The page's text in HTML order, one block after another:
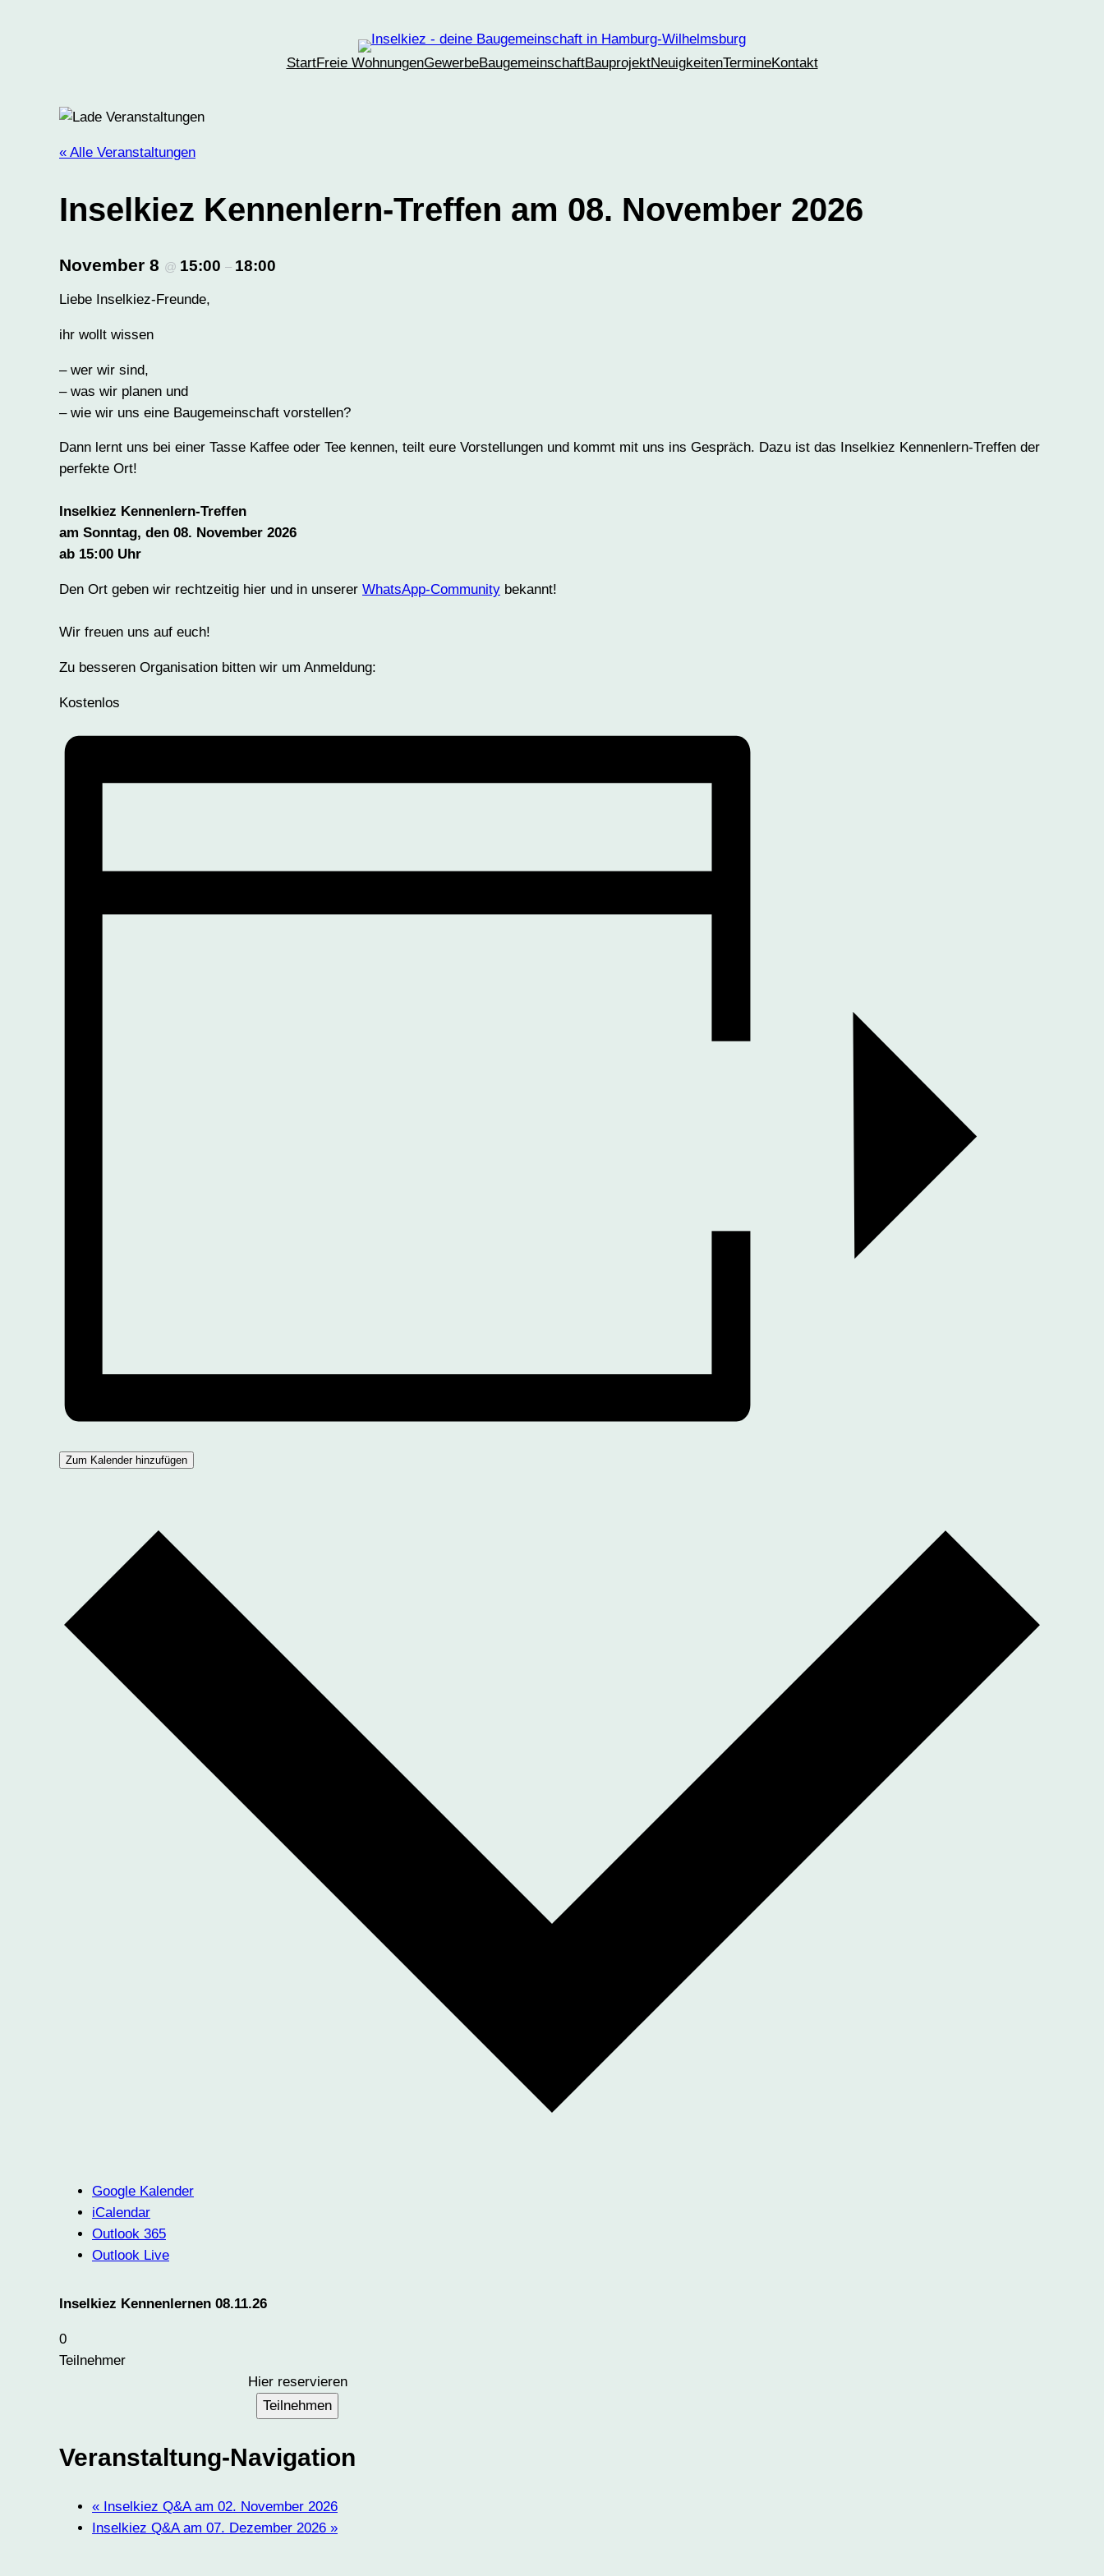
StartFreie WohnungenGewerbeBaugemeinschaftBauprojektNeuigkeitenTermineKontakt
« Alle Veranstaltungen
Inselkiez Kennenlern-Treffen am 08. November 2026
November 8 @ 15:00 – 18:00
Liebe Inselkiez-Freunde,
ihr wollt wissen
– wer wir sind,
– was wir planen und
– wie wir uns eine Baugemeinschaft vorstellen?
Dann lernt uns bei einer Tasse Kaffee oder Tee kennen, teilt eure Vorstellungen und kommt mit uns ins Gespräch. Dazu ist das Inselkiez Kennenlern-Treffen der
perfekte Ort!
Inselkiez Kennenlern-Treffen
am Sonntag, den 08. November 2026
ab 15:00 Uhr
Den Ort geben wir rechtzeitig hier und in unserer WhatsApp-Community bekannt!
Wir freuen uns auf euch!
Zu besseren Organisation bitten wir um Anmeldung:
Kostenlos
Zum Kalender hinzufügen
Google Kalender
iCalendar
Outlook 365
Outlook Live
Inselkiez Kennenlernen 08.11.26
0
Teilnehmer
Hier reservieren
Teilnehmen
Veranstaltung-Navigation
« Inselkiez Q&A am 02. November 2026
Inselkiez Q&A am 07. Dezember 2026 »